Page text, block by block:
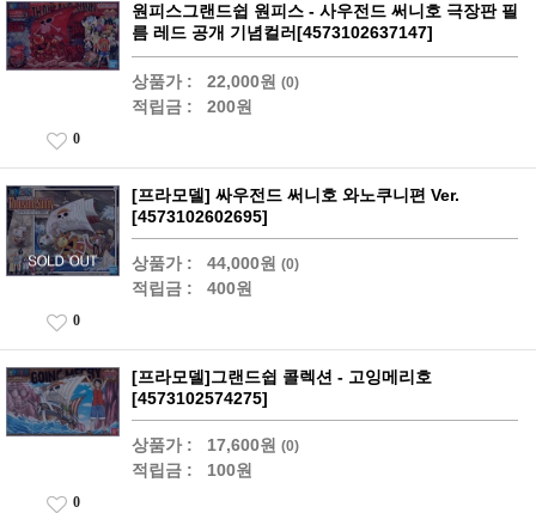
원피스그랜드쉽 원피스 - 사우전드 써니호 극장판 필
름 레드 공개 기념컬러[4573102637147]
상품가 : 22,000원 (0)
적립금 : 200원
0
[프라모델] 싸우전드 써니호 와노쿠니편 Ver.
[4573102602695]
상품가 : 44,000원 (0)
적립금 : 400원
0
[프라모델]그랜드쉽 콜렉션 - 고잉메리호
[4573102574275]
상품가 : 17,600원 (0)
적립금 : 100원
0